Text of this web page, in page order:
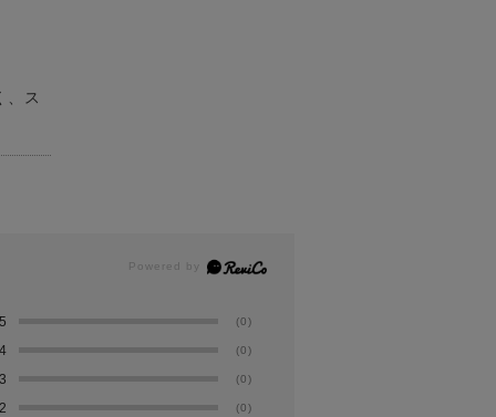
、ス
5 (0)
4 (0)
3 (0)
2 (0)